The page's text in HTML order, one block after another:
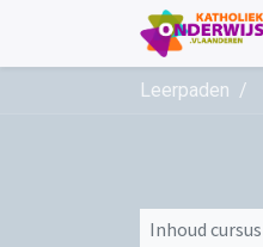
Leerpaden
Inhoud cursus